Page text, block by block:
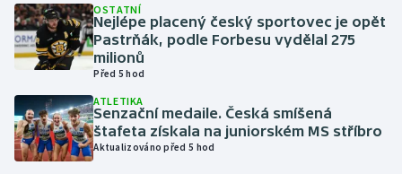
Moderní pětiboj
Motorsport
Olympijské hry
Parasport
OSTATNÍ
Nejlépe placený český sportovec je opět
Pastrňák, podle Forbesu vydělal 275
milionů
Před 5 hod
ATLETIKA
Senzační medaile. Česká smíšená
štafeta získala na juniorském MS stříbro
Aktualizováno před 5 hod